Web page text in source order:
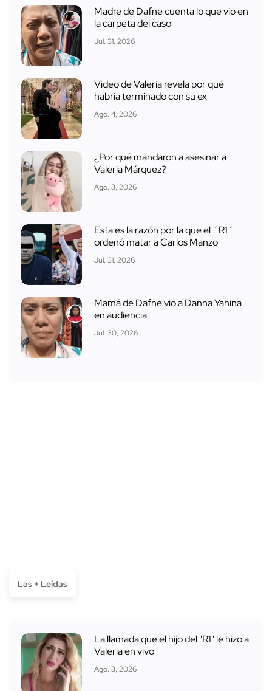
Madre de Dafne cuenta lo que vio en
la carpeta del caso
Jul. 31, 2026
Video de Valeria revela por qué
habría terminado con su ex
Ago. 4, 2026
¿Por qué mandaron a asesinar a
Valeria Márquez?
Ago. 3, 2026
Esta es la razón por la que el ´R1´
ordenó matar a Carlos Manzo
Jul. 31, 2026
Mamá de Dafne vio a Danna Yanina
en audiencia
Jul. 30, 2026
Las + Leídas
La llamada que el hijo del "R1" le hizo a
Valeria en vivo
Ago. 3, 2026